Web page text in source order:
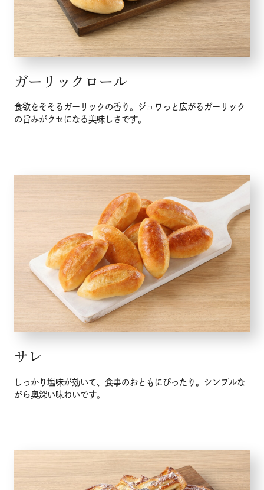
ガーリックロール
食欲をそそるガーリックの香り。ジュワっと広がるガーリック
の旨みがクセになる美味しさです。
サレ
しっかり塩味が効いて、食事のおともにぴったり。シンプルな
がら奥深い味わいです。